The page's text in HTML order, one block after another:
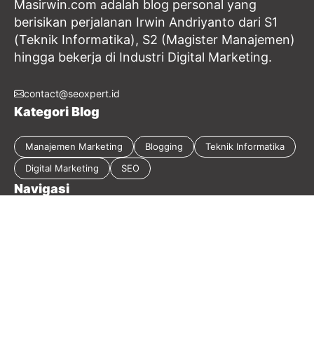
Masirwin.com adalah blog personal yang
berisikan perjalanan Irwin Andriyanto dari S1
(Teknik Informatika), S2 (Magister Manajemen)
hingga bekerja di Industri Digital Marketing.
contact@seoxpert.id
Kategori Blog
Manajemen Marketing Blogging
Teknik Informatika
Digital Marketing
SEO
Navigasi